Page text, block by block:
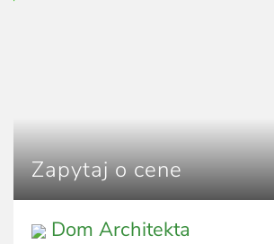
Zapytaj o cene
Dom Architekta